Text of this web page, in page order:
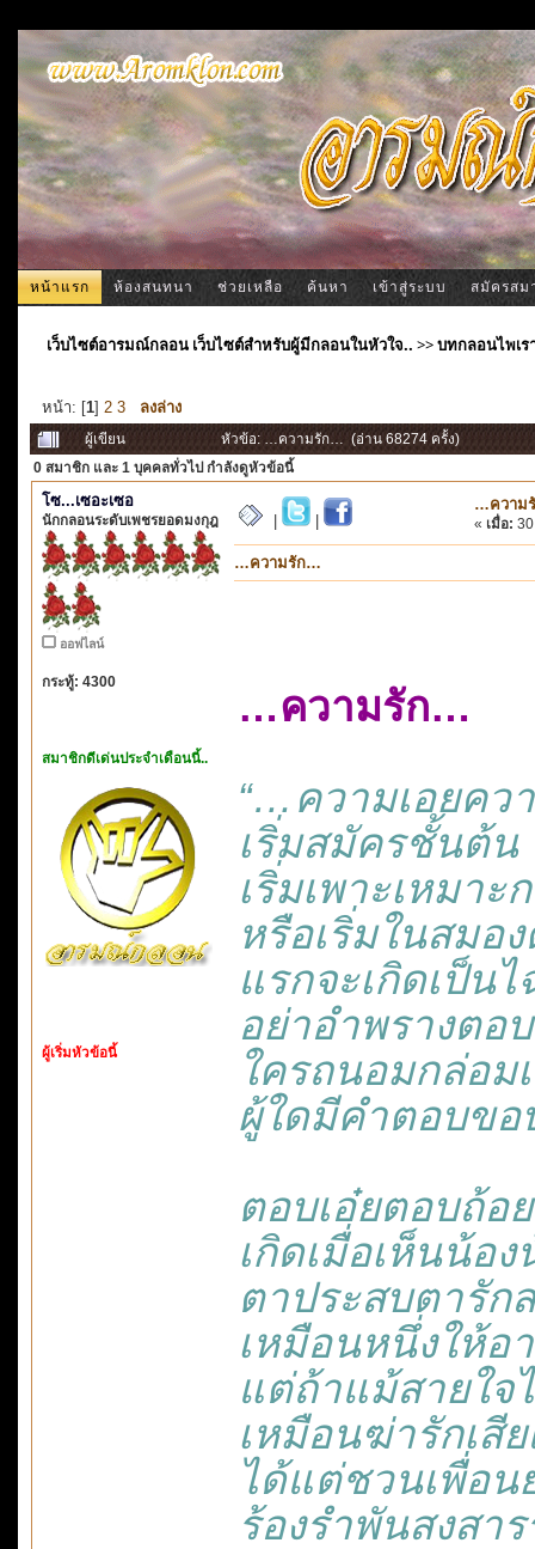
หน้าแรก ห้องสนทนา ช่วยเหลือ ค้นหา เข้าสู่ระบบ สมัครสม
เว็บไซต์อารมณ์กลอน เว็บไซต์สำหรับผู้มีกลอนในหัวใจ.. >>บทกลอนไพเร
หน้า: [1] 2 3 ลงล่าง
ผู้เขียน
หัวข้อ: …ความรัก… (อ่าน 68274 ครั้ง)
0 สมาชิก และ 1 บุคคลทั่วไป กำลังดูหัวข้อนี้
โซ...เซอะเซอ
นักกลอนระดับเพชรยอดมงกุฎ
ออฟไลน์
กระทู้: 4300
สมาชิกดีเด่นประจำเดือนนี้..
ผู้เริ่มหัวข้อนี้
…ความ
« เมื่อ:
…ความรัก…
…ความรัก…
“…ความเอยคว
เริ่มสมัครชั้นต้
เริ่มเพาะเหมาะ
หรือเริ่มในสมอ
แรกจะเกิดเป็น
อย่าอำพรางตอ
ใครถนอมกล่อม
ผู้ใดมีคำตอบขอ
ตอบเอ๋ยตอบถ้อย
เกิดเมื่อเห็นน้อ
ตาประสบตารัก
เหมือนหนึ่งให้อ
แต่ถ้าแม้สายใจ
เหมือนฆ่ารักเสี
ได้แต่ชวนเพื่อ
ร้องรำพันสงสา